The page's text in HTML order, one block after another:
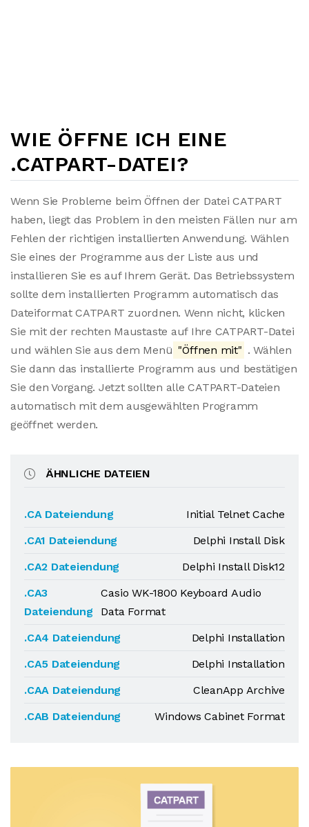
WIE ÖFFNE ICH EINE
.CATPART-DATEI?
Wenn Sie Probleme beim Öffnen der Datei CATPART
haben, liegt das Problem in den meisten Fällen nur am
Fehlen der richtigen installierten Anwendung. Wählen
Sie eines der Programme aus der Liste aus und
installieren Sie es auf Ihrem Gerät. Das Betriebssystem
sollte dem installierten Programm automatisch das
Dateiformat CATPART zuordnen. Wenn nicht, klicken
Sie mit der rechten Maustaste auf Ihre CATPART-Datei
und wählen Sie aus dem Menü "Öffnen mit" . Wählen
Sie dann das installierte Programm aus und bestätigen
Sie den Vorgang. Jetzt sollten alle CATPART-Dateien
automatisch mit dem ausgewählten Programm
geöffnet werden.
ÄHNLICHE DATEIEN
.CA Dateiendung
Initial Telnet Cache
.CA1 Dateiendung
Delphi Install Disk
.CA2 Dateiendung
Delphi Install Disk12
.CA3
Dateiendung
Casio WK-1800 Keyboard Audio
Data Format
.CA4 Dateiendung
Delphi Installation
.CA5 Dateiendung
Delphi Installation
.CAA Dateiendung
CleanApp Archive
.CAB Dateiendung
Windows Cabinet Format